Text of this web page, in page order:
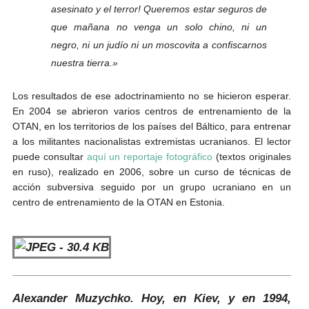
asesinato y el terror! Queremos estar seguros de
que mañana no venga un solo chino, ni un
negro, ni un judío ni un moscovita a confiscarnos
nuestra tierra.»
Los resultados de ese adoctrinamiento no se hicieron esperar.
En 2004 se abrieron varios centros de entrenamiento de la
OTAN, en los territorios de los países del Báltico, para entrenar
a los militantes nacionalistas extremistas ucranianos. El lector
puede consultar aquí un reportaje fotográfico (textos originales
en ruso), realizado en 2006, sobre un curso de técnicas de
acción subversiva seguido por un grupo ucraniano en un
centro de entrenamiento de la OTAN en Estonia.
Alexander Muzychko. Hoy, en Kiev, y en 1994,